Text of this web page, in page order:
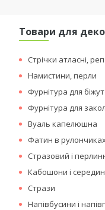
Товари для
Стрічки атласні,
Намистини, перли
Фурнітура для
Фурнітура для
Вуаль капелюшна
Фатин в
Стразовий і
Кабошони і
Стрази
Напівбусини і